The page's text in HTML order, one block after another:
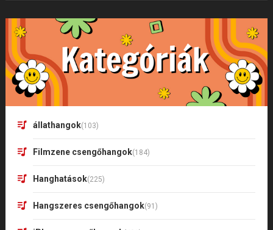
állathangok(103)
Filmzene csengőhangok(184)
Hanghatások(225)
Hangszeres csengőhangok(91)